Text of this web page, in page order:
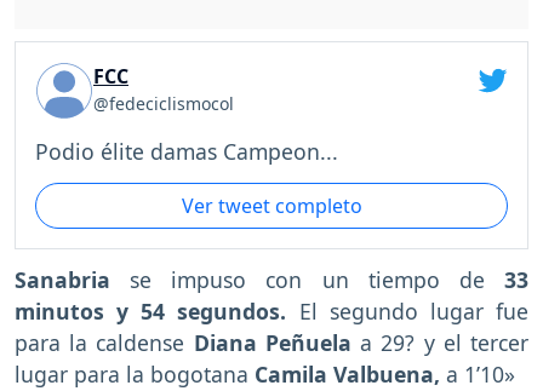
FCC
@fedeciclismocol
Podio élite damas Campeon...
Ver tweet completo
Sanabria se impuso con un tiempo de 33
minutos y 54 segundos. El segundo lugar fue
para la caldense Diana Peñuela a 29? y el tercer
lugar para la bogotana Camila Valbuena, a 1’10»